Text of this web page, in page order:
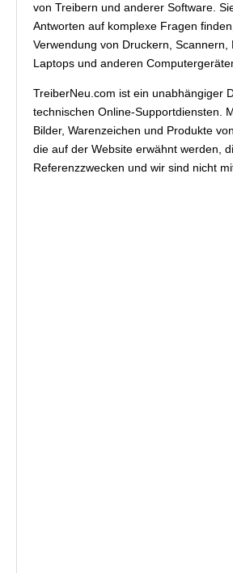
von Treibern und anderer Software.
Antworten auf komplexe Fragen
Verwendung von Druckern, Scannern,
Laptops und anderen
TreiberNeu.com ist ein unabhängiger
technischen Online-Supportdiensten.
Bilder, Warenzeichen und Produkte
die auf der Website erwähnt werden,
Referenzzwecken und wir sind nicht